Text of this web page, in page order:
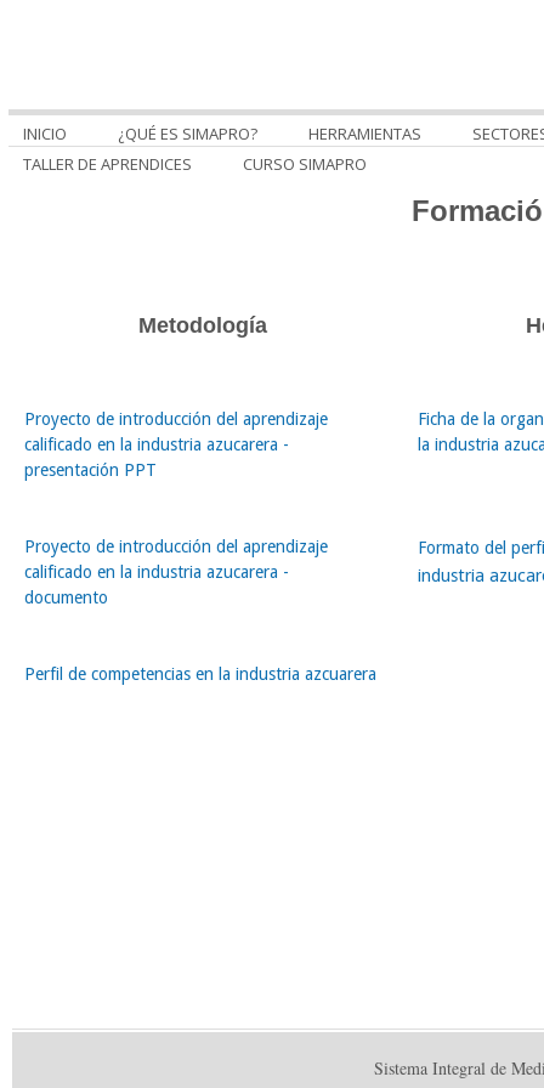
INICIO ¿QUÉ ES SIMAPRO? HERRAMIENTAS
TALLER DE APRENDICES
CURSO SIMAPRO
Metodología
Proyecto de introducción del aprendizaje
calificado en la industria azucarera -
presentación PPT
Proyecto de introducción del aprendizaje
calificado en la industria azucarera -
documento
Perfil de competencias en la industria azcuarera
Ficha de la
la industria
Formato del
industria
Sistema Integral de